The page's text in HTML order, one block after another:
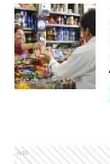
Ads